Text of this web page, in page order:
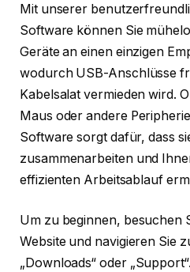
Mit unserer
Software können Sie
Geräte an einen einzigen
wodurch USB-Anschlüsse
Kabelsalat vermieden wird.
Maus oder andere
Software sorgt dafür, dass
zusammenarbeiten und
effizienten Arbeitsablauf
Um zu beginnen, besuchen
Website und navigieren Sie
„Downloads“ oder